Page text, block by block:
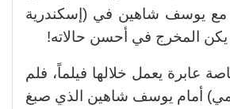
يوسف شاهين في (إسكندرية
المخرج في أحسن حالاته!
عابرة يعمل خلالها فيلماً، فلم
أمام يوسف شاهين الذي صبغ